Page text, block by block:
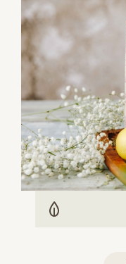
Vegetarisch